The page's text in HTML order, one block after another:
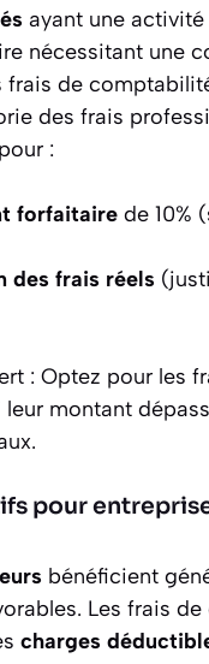
ayant une activité
nécessitant une
frais de
des frais
:
forfaitaire de 10%
des frais réels
: Optez pour les
montant
pour
bénéficient
Les frais
charges